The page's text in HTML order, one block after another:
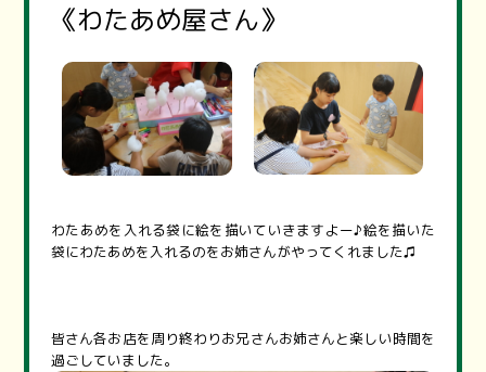
《わたあめ屋さん》
わたあめを入れる袋に絵を描いていきますよー♪絵を描いた
袋にわたあめを入れるのをお姉さんがやってくれました♫
皆さん各お店を周り終わりお兄さんお姉さんと楽しい時間を
過ごしていました。